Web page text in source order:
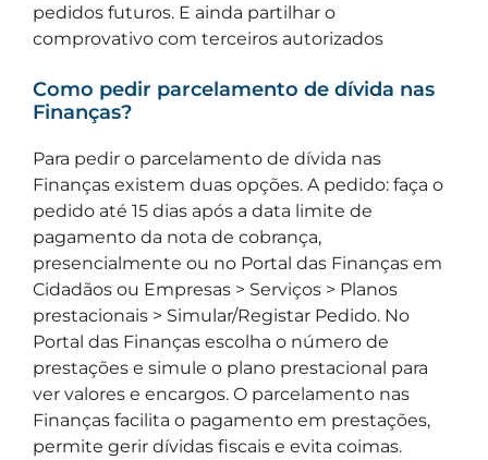
pedidos futuros. E ainda partilhar o
comprovativo com terceiros autorizados
Como pedir parcelamento de dívida nas
Finanças?
Para pedir o parcelamento de dívida nas
Finanças existem duas opções. A pedido: faça o
pedido até 15 dias após a data limite de
pagamento da nota de cobrança,
presencialmente ou no Portal das Finanças em
Cidadãos ou Empresas > Serviços > Planos
prestacionais > Simular/Registar Pedido. No
Portal das Finanças escolha o número de
prestações e simule o plano prestacional para
ver valores e encargos. O parcelamento nas
Finanças facilita o pagamento em prestações,
permite gerir dívidas fiscais e evita coimas.